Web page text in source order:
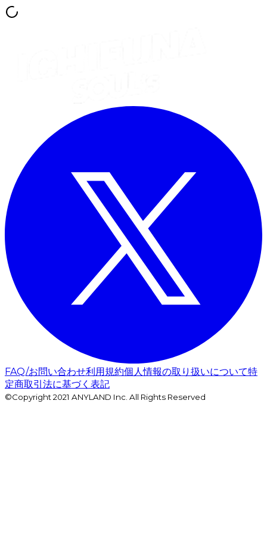
FAQ/お問い合わせ利用規約個人情報の取り扱いについて特
定商取引法に基づく表記
©Copyright 2021 ANYLAND Inc. All Rights Reserved